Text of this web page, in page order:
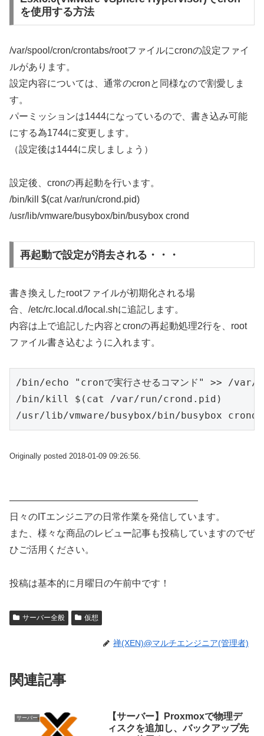
を使用する方法
/var/spool/cron/crontabs/rootファイルにcronの設定ファイ
ルがあります。
設定内容については、通常のcronと同様なので割愛しま
す。
パーミッションは1444になっているので、書き込み可能
にする為1744に変更します。
（設定後は1444に戻しましょう）
設定後、cronの再起動を行います。
/bin/kill $(cat /var/run/crond.pid)
/usr/lib/vmware/busybox/bin/busybox crond
再起動で設定が消去される・・・
書き換えしたrootファイルが初期化される場
合、/etc/rc.local.d/local.shに追記します。
内容は上で追記した内容とcronの再起動処理2行を、root
ファイル書き込むように入れます。
/bin/echo "cronで実行させるコマンド" >> /
/bin/kill $(cat /var/run/crond.pid)
/usr/lib/vmware/busybox/bin/busybox crond
Originally posted 2018-01-09 09:26:56.
————————————————————
日々のITエンジニアの日常作業を発信しています。
また、様々な商品のレビュー記事も投稿していますのでぜ
ひご活用ください。
投稿は基本的に月曜日の午前中です！
サーバー全般 仮想
禅(XEN)@マルチエンジニア(管理者)
関連記事
サーバー
【サーバー】Proxmoxで物理デ
ィスクを追加し、バックアップ先